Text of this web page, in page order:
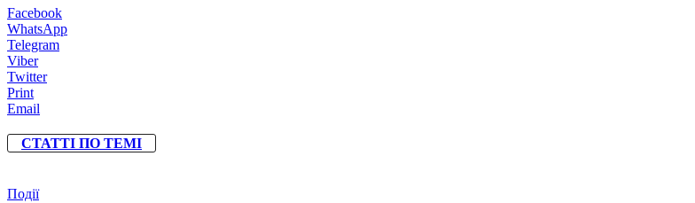
Facebook
WhatsApp
Telegram
Viber
Twitter
Print
Email
СТАТТІ ПО ТЕМІ
Події